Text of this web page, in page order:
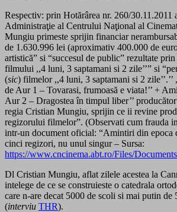
Respectiv: prin Hotărârea nr. 260/30.11.2011
Administraţie al Centrului Naţional al
Mungiu primeste sprijin financiar
de 1.630.996 lei (aproximativ 400.000 de
artistică” si “succesul de public” rezultate
filmului ,,4 luni, 3 saptamani si 2 zile’’” si
(sic) filmelor ,,4 luni, 3 saptamani si 2
de Aur 1 – Tovarasi, frumoasă e viata!’’ +
Aur 2 – Dragostea în timpul liber’’
regia Cristian Mungiu, sprijin ce ii revine
regizorului filmelor”. (Observati cum frauda
intr-un document oficial: “Amintiri din epoca
cinci regizori, nu unul singur – Sursa:
https://www.cncinema.abt.ro/Files/
Dl Cristian Mungiu, aflat zilele acestea la
intelege de ce se construieste o catedrala
care n-are decat 5000 de scoli si mai putin de
(interviu THR).